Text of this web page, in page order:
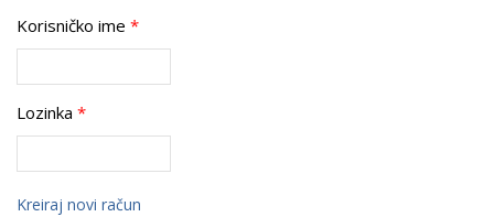
Korisničko ime *
Lozinka *
Kreiraj novi račun